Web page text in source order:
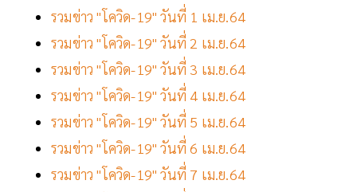
รวมข่าว "โควิด-19" วันที่ 1 เม.ย.64
รวมข่าว "โควิด-19" วันที่ 2 เม.ย.64
รวมข่าว "โควิด-19" วันที่ 3 เม.ย.64
รวมข่าว "โควิด-19" วันที่ 4 เม.ย.64
รวมข่าว "โควิด-19" วันที่ 5 เม.ย.64
รวมข่าว "โควิด-19" วันที่ 6 เม.ย.64
รวมข่าว "โควิด-19" วันที่ 7 เม.ย.64